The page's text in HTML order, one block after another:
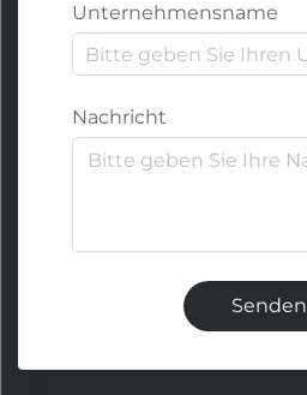
Unternehmensname
Nachricht
Senden